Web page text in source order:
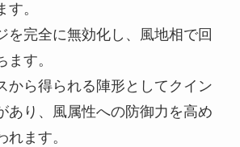
。
を完全に無効化し、風地相で回
す。
から得られる陣形としてクイン
あり、風属性への防御力を高め
れます。